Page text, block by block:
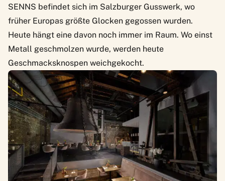
SENNS befindet sich im Salzburger Gusswerk, wo
früher Europas größte Glocken gegossen wurden.
Heute hängt eine davon noch immer im Raum. Wo einst
Metall geschmolzen wurde, werden heute
Geschmacksknospen weichgekocht.